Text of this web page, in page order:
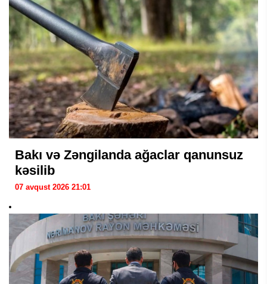
Bakı və Zəngilanda ağaclar qanunsuz
kəsilib
07 avqust 2026 21:01